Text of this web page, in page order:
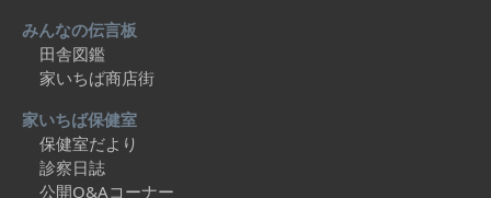
みんなの伝言板
田舎図鑑
家いちば商店街
家いちば保健室
保健室だより
診察日誌
公開Q&Aコーナー